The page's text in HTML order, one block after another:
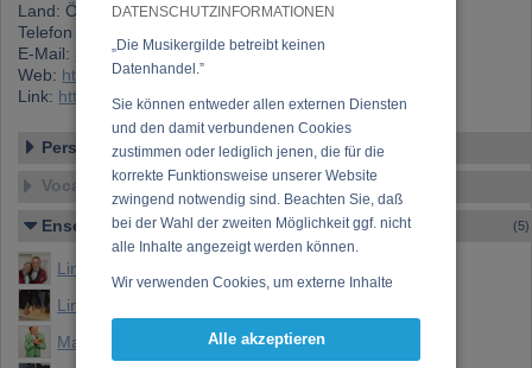
DATENSCHUTZINFORMATIONEN
„Die Musikergilde betreibt keinen
Datenhandel.”
Sie können entweder allen externen Diensten
und den damit verbundenen Cookies
zustimmen oder lediglich jenen, die für die
korrekte Funktionsweise unserer Website
zwingend notwendig sind. Beachten Sie, daß
bei der Wahl der zweiten Möglichkeit ggf. nicht
alle Inhalte angezeigt werden können.
Wir verwenden Cookies, um externe Inhalte
Funktionen für soziale Medien anbieten zu
Alle akzeptieren
Land: Österreich
Telefon 1: +43 (0)5234 432 47
E-Mail:
kabarett@markuslinder.at
Web: http://www.markuslinder.at
Link: https://www.musikergilde.at/mitglied/linder.htm
Personen-Details
Vocal – Instrumental – Komposition...
Ensembles (5)
Linder & Trenkwalder
Linder, Rabitsch & Staeger
Markus Linder - Musik-Comedian